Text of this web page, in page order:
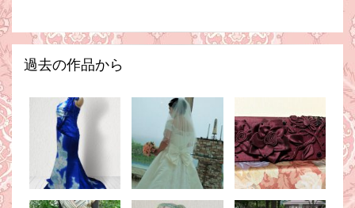
過去の作品から